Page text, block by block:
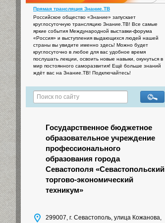
Прямая трансляция Знание.ТВ
Российское общество «Знание» запускает
круглосуточную трансляцию Знание.ТВ! Все самые
яркие события Международной выставки-форума
«Россия» и выступления выдающихся людей нашей
страны вы увидите именно здесь! Можно будет
круглосуточно в любое для вас удобное время
послушать лекции, освоить новые навыки, окунуться в
мир постоянного саморазвития! Ещё больше знаний
ждёт вас на Знание.ТВ! Подключайтесь!
Государственное бюджетное
образовательное учреждение
профессионального
образования города
Севастополя «Севастопольский
торгово-экономический
техникум»
299007, г. Севастополь, улица Кожанова,